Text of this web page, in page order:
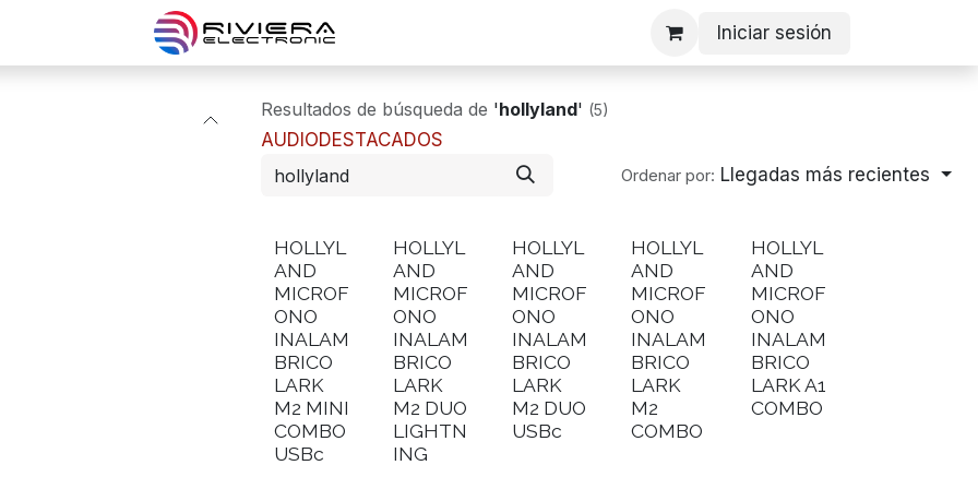
Iniciar sesión
Resultados de búsqueda de 'hollyland' (5)
AUDIODESTACADOS
Ordenar por: Llegadas más recientes
HOLLYL
AND
MICROF
ONO
INALAM
BRICO
LARK
M2 MINI
COMBO
USBc
HOLLYL
AND
MICROF
ONO
INALAM
BRICO
LARK
M2 DUO
LIGHTN
ING
HOLLYL
AND
MICROF
ONO
INALAM
BRICO
LARK
M2 DUO
USBc
HOLLYL
AND
MICROF
ONO
INALAM
BRICO
LARK
M2
COMBO
HOLLYL
AND
MICROF
ONO
INALAM
BRICO
LARK A1
COMBO